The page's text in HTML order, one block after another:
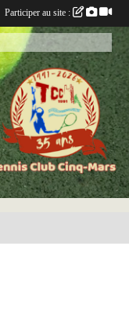
Participer au site :